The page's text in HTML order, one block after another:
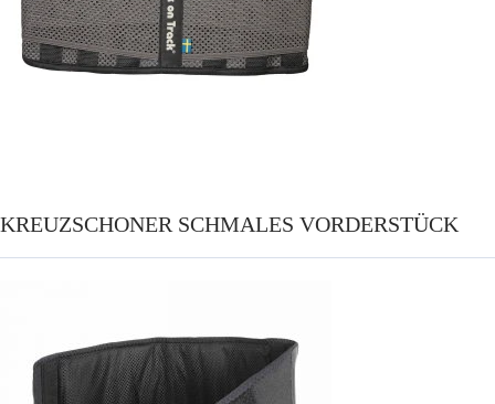
KREUZSCHONER SCHMALES VORDERSTÜCK